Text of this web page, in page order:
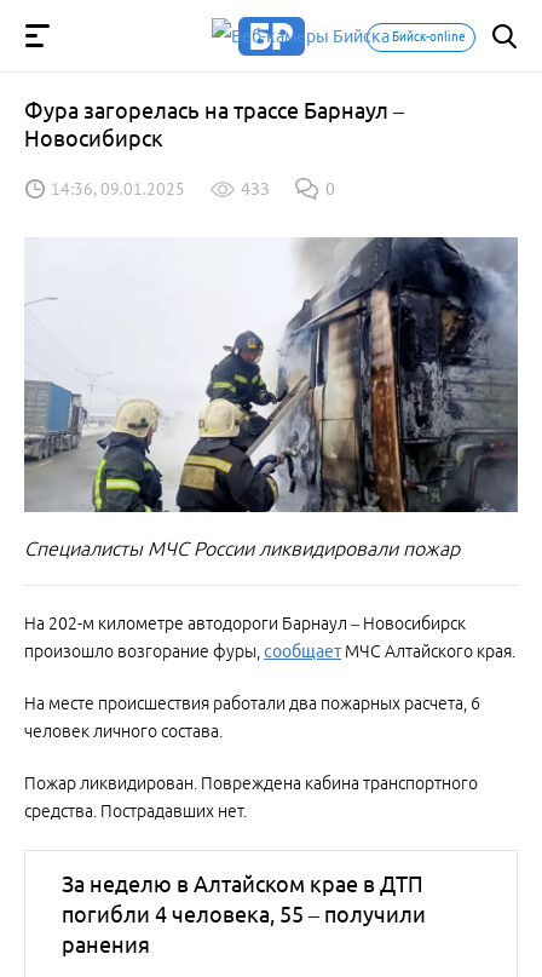
Бийск-online
Фура загорелась на трассе Барнаул –
Новосибирск
14:36, 09.01.2025 433 0
Специалисты МЧС России ликвидировали пожар
На 202-м километре автодороги Барнаул – Новосибирск
произошло возгорание фуры,сообщаетМЧС Алтайского края.
На месте происшествия работали два пожарных расчета, 6
человек личного состава.
Пожар ликвидирован. Повреждена кабина транспортного
средства. Пострадавших нет.
За неделю в Алтайском крае в ДТП
погибли 4 человека, 55 – получили
ранения